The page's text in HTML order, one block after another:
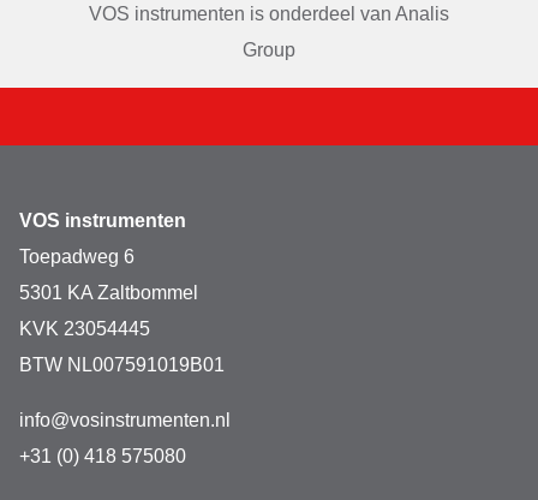
VOS instrumenten is onderdeel van Analis
Group
VOS instrumenten
Toepadweg 6
5301 KA Zaltbommel
KVK 23054445
BTW NL007591019B01
info@vosinstrumenten.nl
+31 (0) 418 575080